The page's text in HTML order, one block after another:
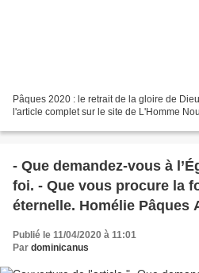
Pâques 2020 : le retrait de la gloire de
l'article complet sur le site de L'Homme
- Que demandez-vous à
foi. - Que vous procure la
éternelle. Homélie Pâques
Publié le 11/04/2020 à 11:01
Par dominicanus